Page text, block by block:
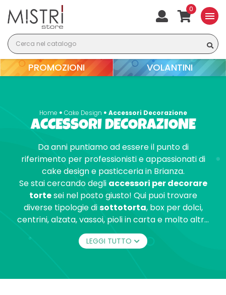
0
menu
PROMOZIONI VOLANTINI
Home Cake Design Accessori Decorazione
ACCESSORI DECORAZIONE
Da anni puntiamo ad essere il punto di
riferimento per professionisti e appassionati di
cake design e pasticceria in Brianza.
Se stai cercando degli accessori per decorare
tortesei nel posto giusto! Qui puoi trovare
diverse tipologie disottotorta, box per dolci,
centrini, alzata, vassoi, pioli in carta e molto altro
ancora.
LEGGI TUTTO